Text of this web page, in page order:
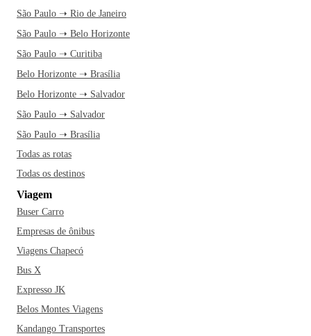
São Paulo ➝ Rio de Janeiro
São Paulo ➝ Belo Horizonte
São Paulo ➝ Curitiba
Belo Horizonte ➝ Brasília
Belo Horizonte ➝ Salvador
São Paulo ➝ Salvador
São Paulo ➝ Brasília
Todas as rotas
Todas os destinos
Viagem
Buser Carro
Empresas de ônibus
Viagens Chapecó
Bus X
Expresso JK
Belos Montes Viagens
Kandango Transportes